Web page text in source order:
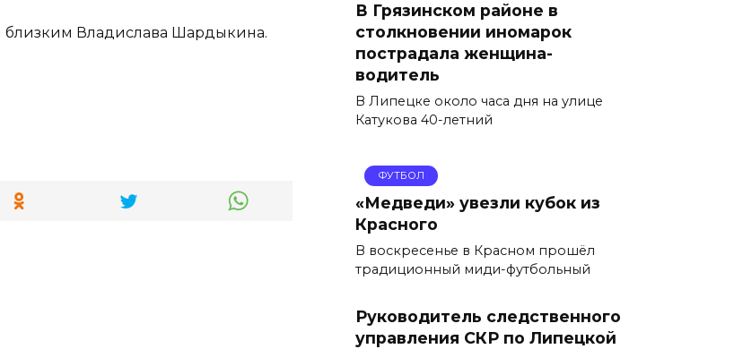
близким Владислава Шардыкина.
В Грязинском районе в
столкновении иномарок
пострадала женщина-
водитель
В Липецке около часа дня на улице
Катукова 40-летний
ФУТБОЛ
«Медведи» увезли кубок из
Красного
В воскресенье в Красном прошёл
традиционный миди-футбольный
Руководитель следственного
управления СКР по Липецкой